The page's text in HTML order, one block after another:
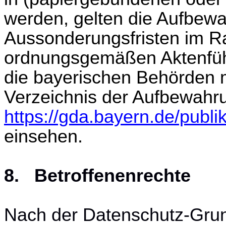
werden, gelten die
Aussonderungsfristen im
ordnungsgemäßen
die bayerischen Behörden
Verzeichnis der
https://gda.bayern.de/
einsehen.
8. Betroffenenrechte
Nach der Datenschutz-